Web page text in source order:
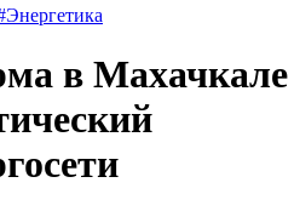
в Махачкале